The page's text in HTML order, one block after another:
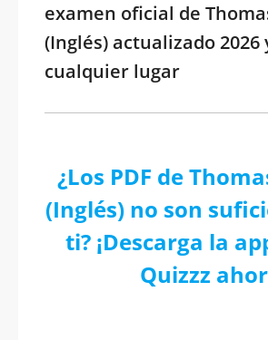
examen oficial de
(Inglés) actualizado
cualquier lugar
¿Los PDF de
(Inglés) no son
ti? ¡Descarga la
Quizzz